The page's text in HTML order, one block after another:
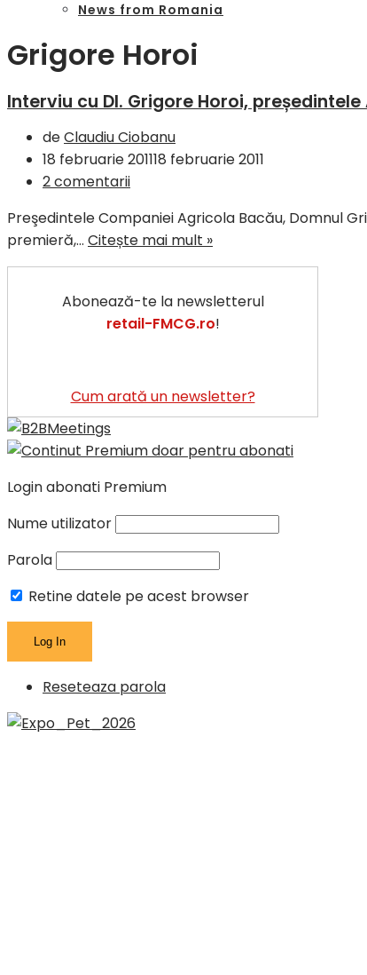
News from Romania
Grigore Horoi
Interviu cu Dl. Grigore Horoi,
deClaudiu Ciobanu
18 februarie 201118 februarie 2011
2 comentarii
Preşedintele Companiei Agricola Bacău, Domnul
premieră,… Citește mai mult »
Abonează-te la newsletterul
retail-FMCG.ro!
Cum arată un newsletter?
Login abonati Premium
Nume utilizator
Parola
Retine datele pe acest browser
Reseteaza parola